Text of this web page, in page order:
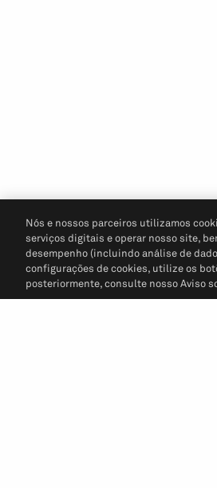
Nós e nossos parceiros utilizamos
serviços digitais e operar nosso site,
desempenho (incluindo análise de
configurações de cookies, utilize os
posteriormente, consulte nosso Aviso